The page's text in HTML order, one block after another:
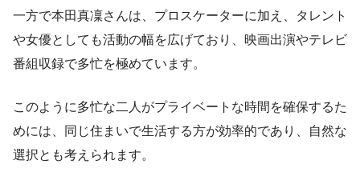
一方で本田真凜さんは、プロスケーターに加え、タレント
や女優としても活動の幅を広げており、映画出演やテレビ
番組収録で多忙を極めています。
このように多忙な二人がプライベートな時間を確保するた
めには、同じ住まいで生活する方が効率的であり、自然な
選択とも考えられます。